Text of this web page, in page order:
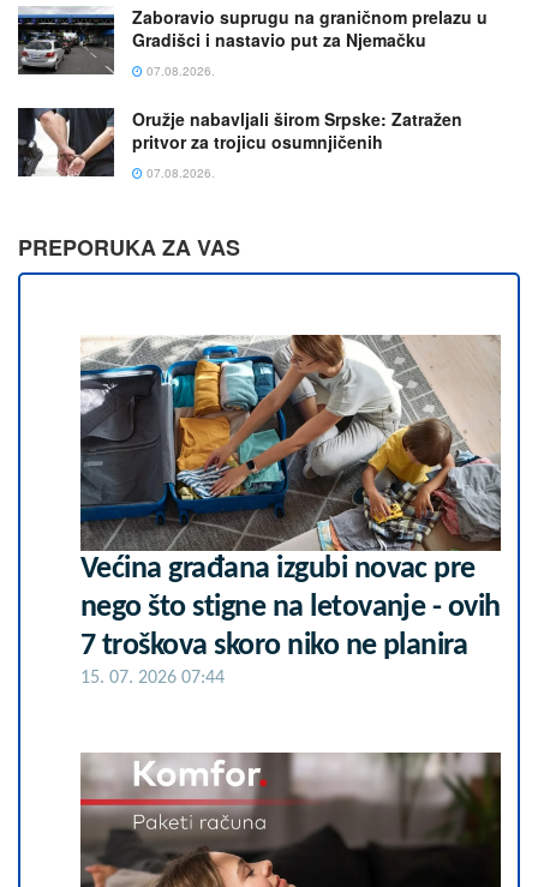
Zaboravio suprugu na graničnom prelazu u
Gradišci i nastavio put za Njemačku
07.08.2026.
Oružje nabavljali širom Srpske: Zatražen
pritvor za trojicu osumnjičenih
07.08.2026.
PREPORUKA ZA VAS
Većina građana izgubi novac pre
nego što stigne na letovanje - ovih
7 troškova skoro niko ne planira
15. 07. 2026 07:44